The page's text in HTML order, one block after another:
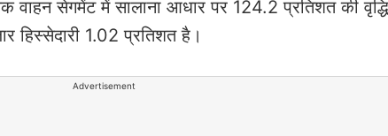
वाहन सेगमेंट में सालाना आधार पर 124.2 प्रतिशत की
हिस्सेदारी 1.02 प्रतिशत है।
Advertisement